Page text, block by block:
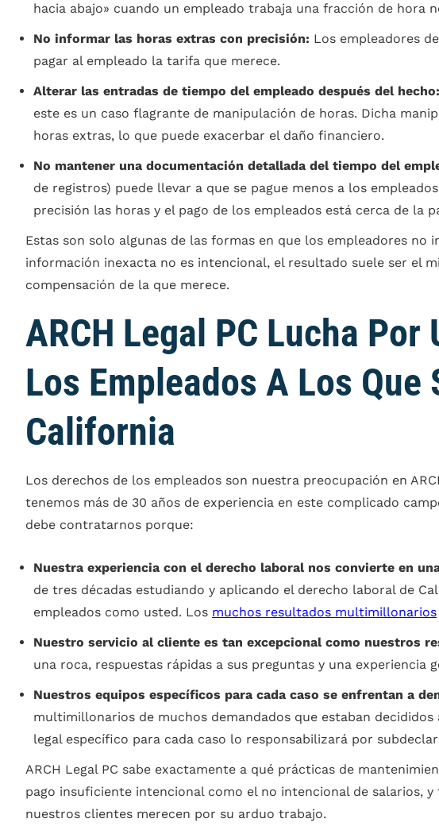
hacia abajo» cuando un empleado trabaja una fracción de hora
No informar las horas extras con precisión: Los empleadores
pagar al empleado la tarifa que merece.
Alterar las entradas de tiempo del empleado después del hecho:
este es un caso flagrante de manipulación de horas. Dicha
horas extras, lo que puede exacerbar el daño financiero.
No mantener una documentación detallada del tiempo del
de registros) puede llevar a que se pague menos a los
precisión las horas y el pago de los empleados está cerca de la
Estas son solo algunas de las formas en que los empleadores
información inexacta no es intencional, el resultado suele ser el
compensación de la que merece.
ARCH Legal PC Lucha
Los Empleados A Los Que
California
Los derechos de los empleados son nuestra preocupación en
tenemos más de 30 años de experiencia en este complicado
debe contratarnos porque:
Nuestra experiencia con el derecho laboral nos convierte en
de tres décadas estudiando y aplicando el derecho laboral de
empleados como usted. Los muchos resultados multimillonarios
Nuestro servicio al cliente es tan excepcional como nuestros
una roca, respuestas rápidas a sus preguntas y una experiencia
Nuestros equipos específicos para cada caso se enfrentan a
multimillonarios de muchos demandados que estaban
legal específico para cada caso lo responsabilizará por
ARCH Legal PC sabe exactamente a qué prácticas de
pago insuficiente intencional como el no intencional de salarios,
nuestros clientes merecen por su arduo trabajo.